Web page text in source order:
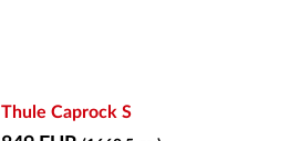
Thule Caprock S